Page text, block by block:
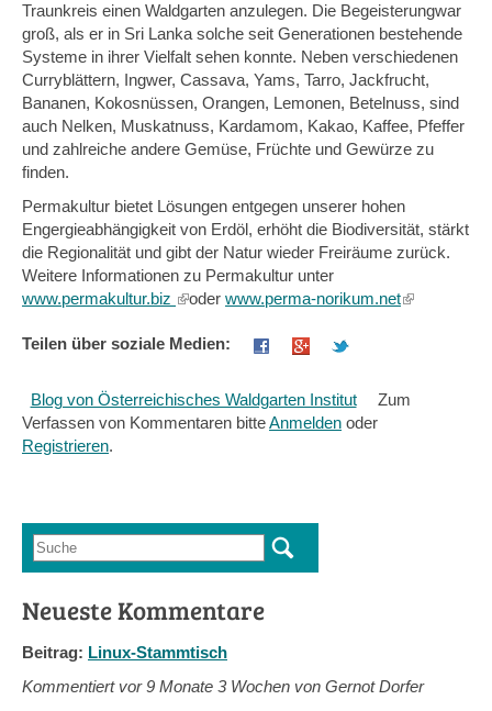
Traunkreis einen Waldgarten anzulegen. Die Begeisterungwar
groß, als er in Sri Lanka solche seit Generationen bestehende
Systeme in ihrer Vielfalt sehen konnte. Neben verschiedenen
Curryblättern, Ingwer, Cassava, Yams, Tarro, Jackfrucht,
Bananen, Kokosnüssen, Orangen, Lemonen, Betelnuss, sind
auch Nelken, Muskatnuss, Kardamom, Kakao, Kaffee, Pfeffer
und zahlreiche andere Gemüse, Früchte und Gewürze zu
finden.
Permakultur bietet Lösungen entgegen unserer hohen
Engergieabhängigkeit von Erdöl, erhöht die Biodiversität, stärkt
die Regionalität und gibt der Natur wieder Freiräume zurück.
Weitere Informationen zu Permakultur unter
www.permakultur.biz (link
external)
oder www.perma-norikum.net(link
Teilen über soziale Medien:
Blog von Österreichisches Waldgarten Institut
Zum
Verfassen von Kommentaren bitteAnmelden oder
Registrieren.
Suchformular
Suche
Neueste Kommentare
Beitrag: Linux-Stammtisch
Kommentiert vor9 Monate 3 Wochen von Gernot Dorfer